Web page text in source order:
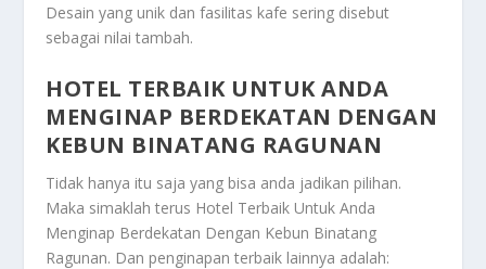
Desain yang unik dan fasilitas kafe sering disebut
sebagai nilai tambah.
HOTEL TERBAIK UNTUK ANDA
MENGINAP BERDEKATAN DENGAN
KEBUN BINATANG RAGUNAN
Tidak hanya itu saja yang bisa anda jadikan pilihan.
Maka simaklah terus Hotel Terbaik Untuk Anda
Menginap Berdekatan Dengan Kebun Binatang
Ragunan. Dan penginapan terbaik lainnya adalah: